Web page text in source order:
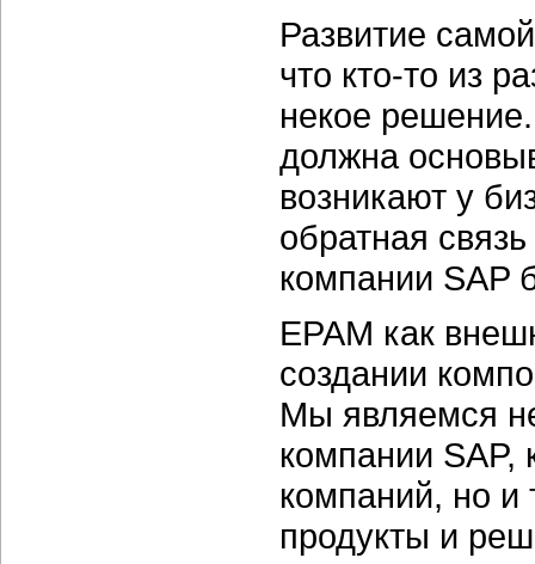
Развитие
что кто-то из
некое
должна
возникают у
обратная
компании SAP
ЕРАМ как
создании
Мы являемся
компании SAP,
компаний, но и
продукты и